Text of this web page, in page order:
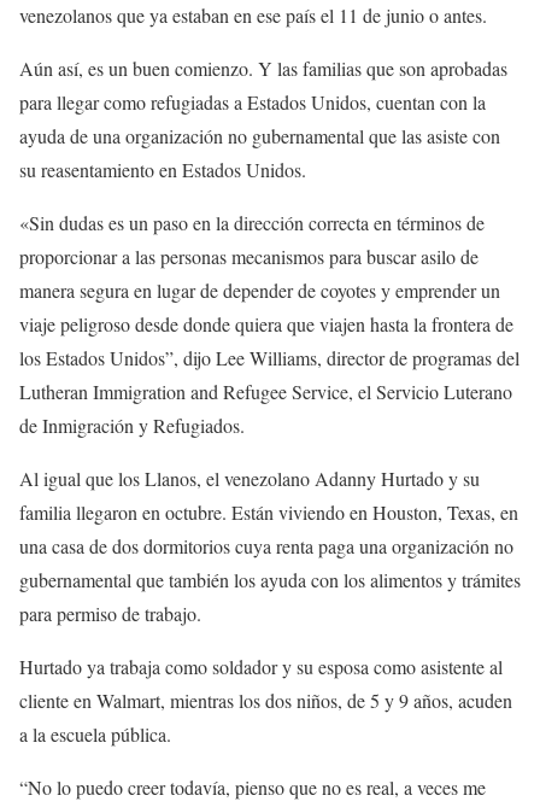
venezolanos que ya estaban en ese país el 11 de junio o antes.
Aún así, es un buen comienzo. Y las familias que son aprobadas
para llegar como refugiadas a Estados Unidos, cuentan con la
ayuda de una organización no gubernamental que las asiste con
su reasentamiento en Estados Unidos.
«Sin dudas es un paso en la dirección correcta en términos de
proporcionar a las personas mecanismos para buscar asilo de
manera segura en lugar de depender de coyotes y emprender un
viaje peligroso desde donde quiera que viajen hasta la frontera de
los Estados Unidos”, dijo Lee Williams, director de programas del
Lutheran Immigration and Refugee Service, el Servicio Luterano
de Inmigración y Refugiados.
Al igual que los Llanos, el venezolano Adanny Hurtado y su
familia llegaron en octubre. Están viviendo en Houston, Texas, en
una casa de dos dormitorios cuya renta paga una organización no
gubernamental que también los ayuda con los alimentos y trámites
para permiso de trabajo.
Hurtado ya trabaja como soldador y su esposa como asistente al
cliente en Walmart, mientras los dos niños, de 5 y 9 años, acuden
a la escuela pública.
“No lo puedo creer todavía, pienso que no es real, a veces me